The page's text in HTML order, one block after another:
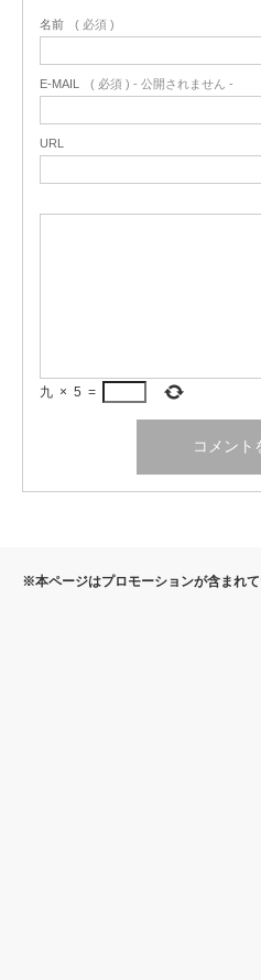
名前 ( 必須 )
E-MAIL ( 必須 ) - 公開されません -
URL
九 × 5 =
※本ページはプロモーションが含まれて